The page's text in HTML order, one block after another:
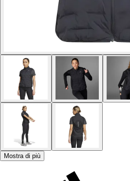
Mostra di più